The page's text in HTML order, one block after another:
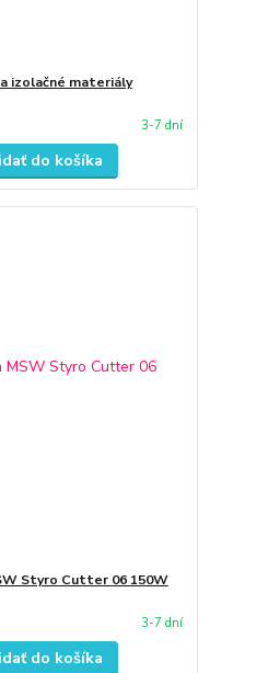
izolačné materiály
3-7 dní
do košíka
Styro Cutter 06 150W
3-7 dní
do košíka